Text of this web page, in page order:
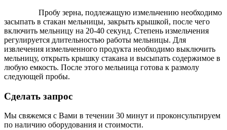
Пробу зерна, подлежащую измельчению необходимо
засыпать в стакан мельницы, закрыть крышкой, после чего
включить мельницу на 20-40 секунд. Степень измельчения
регулируется длительностью работы мельницы. Для
извлечения измельченного продукта необходимо выключить
мельницу, открыть крышку стакана и высыпать содержимое в
любую емкость. После этого мельница готова к размолу
следующей пробы.
Сделать запрос
Мы свяжемся с Вами в течении 30 минут и проконсультируем
по наличию оборудования и стоимости.